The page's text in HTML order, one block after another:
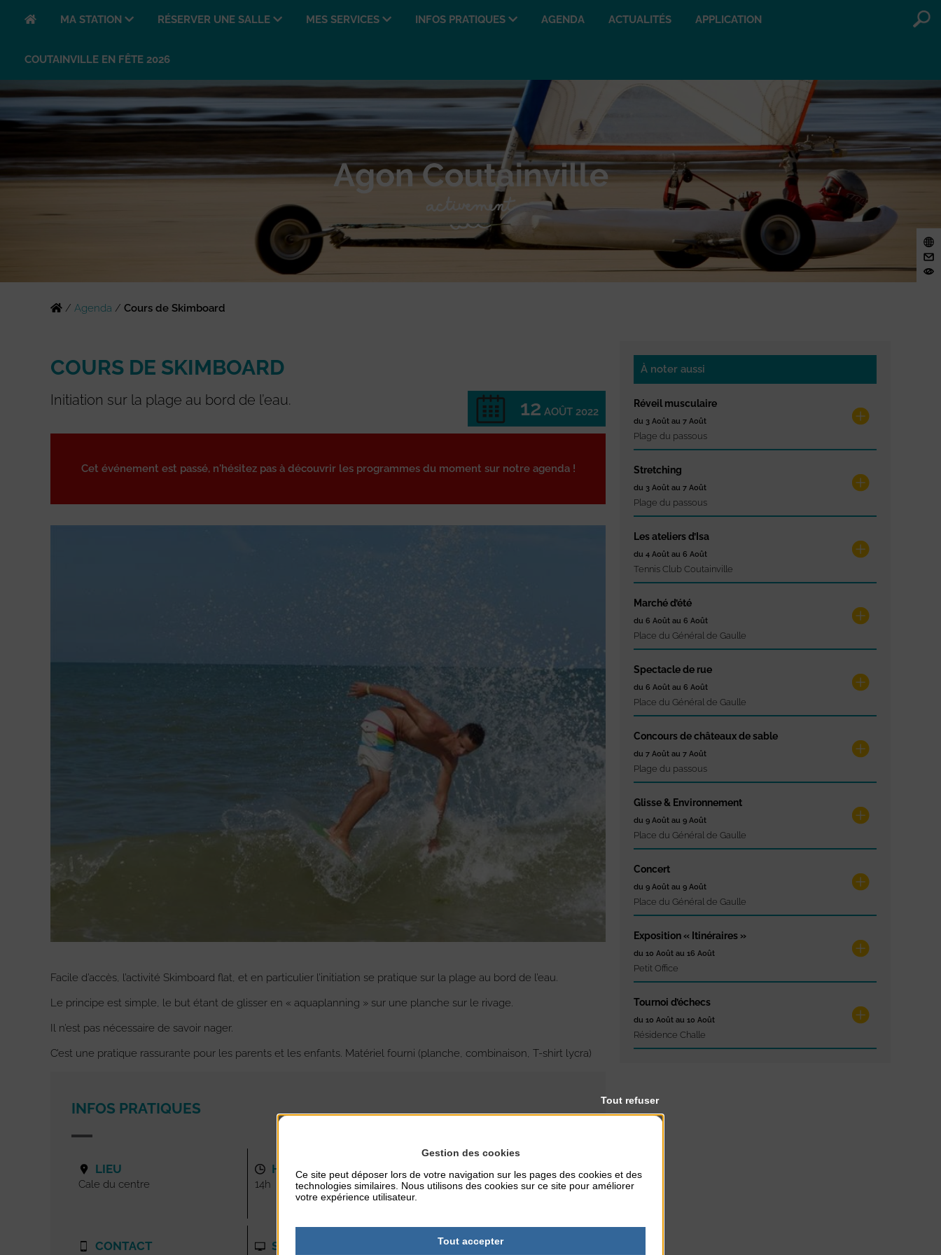
MA STATION RÉSERVER UNE SALLE MES SERVICES INFOS PRATIQUES AGENDA ACTUALITÉS APPLICATION
COUTAINVILLE EN FÊTE 2026
/ Agenda / Cours de Skimboard
COURS DE SKIMBOARD
Initiation sur la plage au bord de l’eau. 12 AOÛT 2022
Cet événement est passé, n'hésitez pas à découvrir les programmes du moment sur notre agenda !
Facile d’accès, l’activité Skimboard flat, et en particulier l’initiation se pratique sur la plage au bord de l’eau.
Le principe est simple, le but étant de glisser en « aquaplanning » sur une planche sur le rivage.
Il n’est pas nécessaire de savoir nager.
C’est une pratique rassurante pour les parents et les enfants. Matériel fourni (planche, combinaison, T-shirt lycra)
INFOS PRATIQUES
LIEU
Cale du centre
CONTACT
HORAIRES
14h
SITE INTERNET
TARIFS
16e (à partir de 7 ans)
À noter aussi
Réveil musculaire
du 3 Août au 7 Août
Plage du passous
Stretching
du 3 Août au 7 Août
Plage du passous
Les ateliers d’Isa
du 4 Août au 6 Août
Tennis Club Coutainville
Marché d’été
du 6 Août au 6 Août
Place du Général de Gaulle
Spectacle de rue
du 6 Août au 6 Août
Place du Général de Gaulle
Concours de châteaux de sable
du 7 Août au 7 Août
Plage du passous
Glisse & Environnement
du 9 Août au 9 Août
Place du Général de Gaulle
Concert
du 9 Août au 9 Août
Place du Général de Gaulle
Exposition « Itinéraires »
du 10 Août au 16 Août
Petit Office
Tournoi d’échecs
du 10 Août au 10 Août
Résidence Challe
Gestion des cookies
Ce site peut déposer lors de votre navigation sur les pages des cookies et des
technologies similaires. Nous utilisons des cookies sur ce site pour améliorer
votre expérience utilisateur.
Tout accepter
Tout refuser